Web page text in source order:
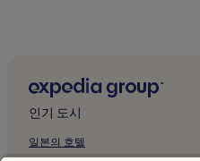
템피의 4성급 호텔
피닉스의 피트니스 센터가 있는
인기 도시
일본의 호텔